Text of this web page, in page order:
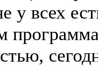
у всех